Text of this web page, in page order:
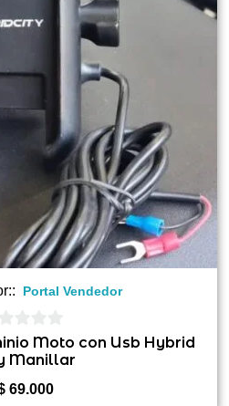
Portal Vendedor
Moto con Usb Hybrid
Manillar
69.000